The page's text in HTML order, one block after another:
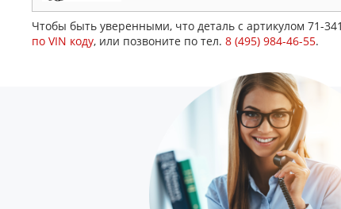
Чтобы быть уверенными, что деталь с артикулом 71-
по VIN коду, или позвоните по тел. 8 (495) 984-46-55.